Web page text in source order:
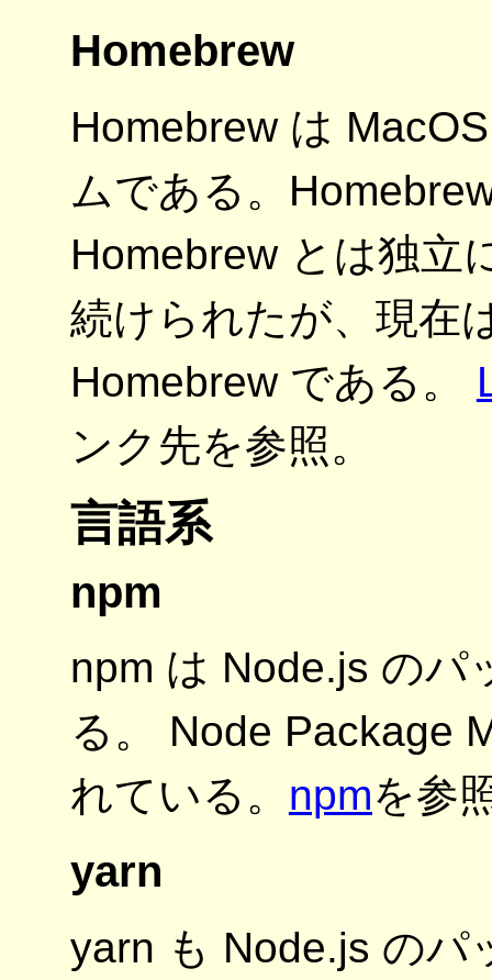
Homebrew
Homebrew は
ムである。
Homebrew とは独立
続けられたが、現在
Homebrew である。
ンク先を参照。
言語系
npm
npm は Node.js のパ
る。 Node Package
れている。 npmを参
yarn
yarn も Node.js のパ